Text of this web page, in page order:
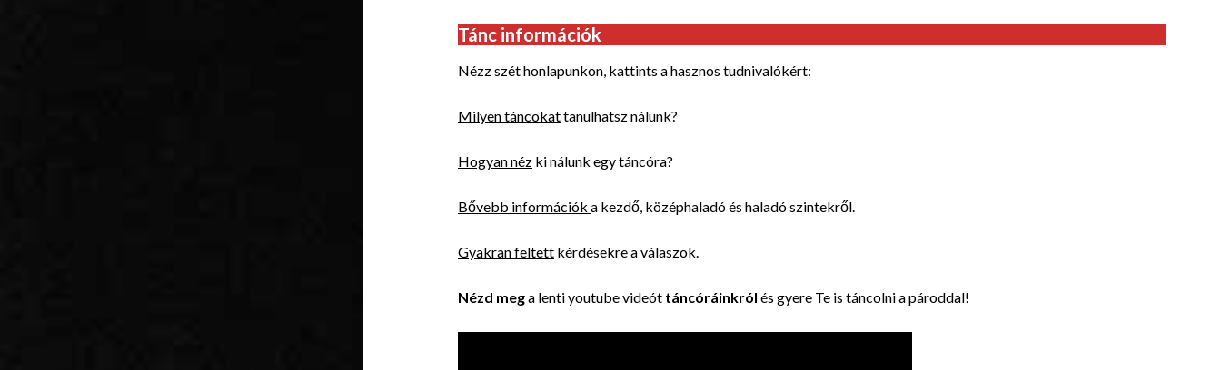
Tánc információk
Nézz szét honlapunkon, kattints a hasznos tudnivalókért:
Milyen táncokattanulhatsz nálunk?
Hogyan néz ki nálunk egy táncóra?
Bővebb információk a kezdő, középhaladó és haladó szintekről.
Gyakran feltett kérdésekre a válaszok.
Nézd mega lenti youtubevideót táncóráinkról és gyere Te is táncolni a pároddal!